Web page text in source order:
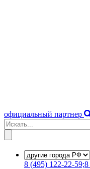
официальный партнер
8 (495) 122-22-59;8